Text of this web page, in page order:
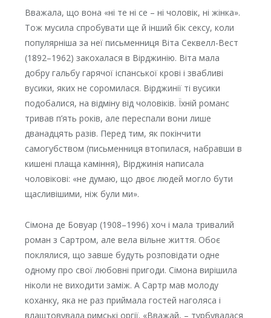
Вважала, що вона «ні те ні се – ні чоловік, ні жінка».
Тож мусила спробувати ще й інший бік сексу, коли
популярніша за неї письменниця Віта Секвелл-Вест
(1892–1962) закохалася в Вірджинію. Віта мала
добру гальбу гарячої іспанської крові і звабливі
вусики, яких не соромилася. Вірджинії ті вусики
подобалися, на відміну від чоловіків. Їхній романс
тривав п’ять років, але переспали вони лише
дванадцять разів. Перед тим, як покінчити
самогубством (письменниця втопилася, набравши в
кишені плаща каміння), Вірджинія написала
чоловікові: «не думаю, що двоє людей могло бути
щасливішими, ніж були ми».
Сімона де Бовуар (1908–1996) хоч і мала тривалий
роман з Сартром, але вела вільне життя. Обоє
поклялися, що завше будуть розповідати одне
одному про свої любовні пригоди. Сімона вирішила
ніколи не виходити заміж. А Сартр мав молоду
коханку, яка не раз приймала гостей наголяса і
влаштовувала римські оргії. «Вважай, – турбувалася